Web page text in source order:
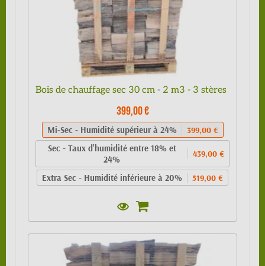
Bois de chauffage sec 30 cm - 2 m3 - 3 stères
399,00 €
Mi-Sec - Humidité supérieur à 24% 399,00 €
Sec - Taux d'humidité entre 18% et
24%
439,00 €
Extra Sec - Humidité inférieure à 20% 519,00 €